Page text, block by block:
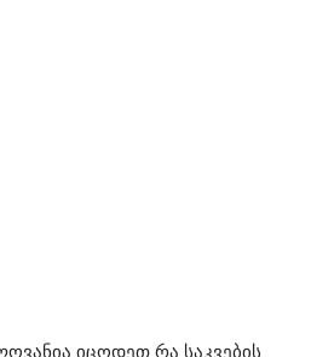
იცოდეთ რა საკვების